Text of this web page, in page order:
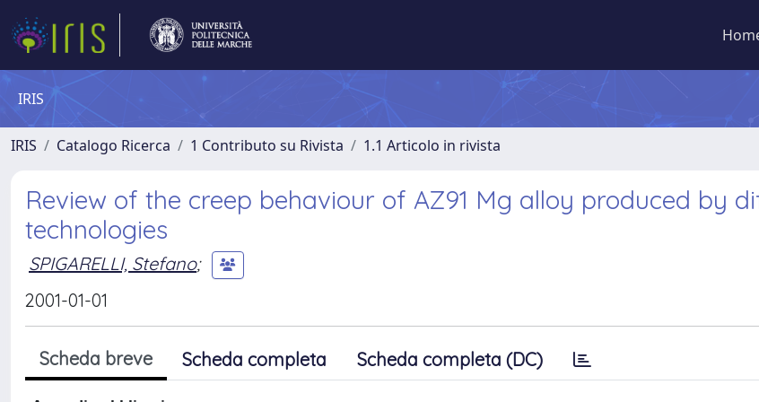
IRIS
IRIS Catalogo Ricerca 1 Contributo su Rivista 1.1 Articolo in rivista
Review of the creep behaviour of AZ91 Mg alloy produced by
technologies
SPIGARELLI, Stefano;
2001-01-01
Scheda breve Scheda completa Scheda completa (DC)